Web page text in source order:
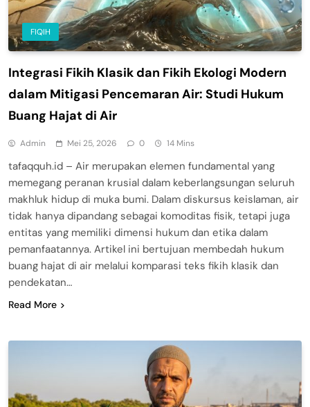
FIQIH
Integrasi Fikih Klasik dan Fikih Ekologi Modern
dalam Mitigasi Pencemaran Air: Studi Hukum
Buang Hajat di Air
Admin Mei 25, 2026 0 14 Mins
tafaqquh.id – Air merupakan elemen fundamental yang
memegang peranan krusial dalam keberlangsungan seluruh
makhluk hidup di muka bumi. Dalam diskursus keislaman, air
tidak hanya dipandang sebagai komoditas fisik, tetapi juga
entitas yang memiliki dimensi hukum dan etika dalam
pemanfaatannya. Artikel ini bertujuan membedah hukum
buang hajat di air melalui komparasi teks fikih klasik dan
pendekatan…
Read More